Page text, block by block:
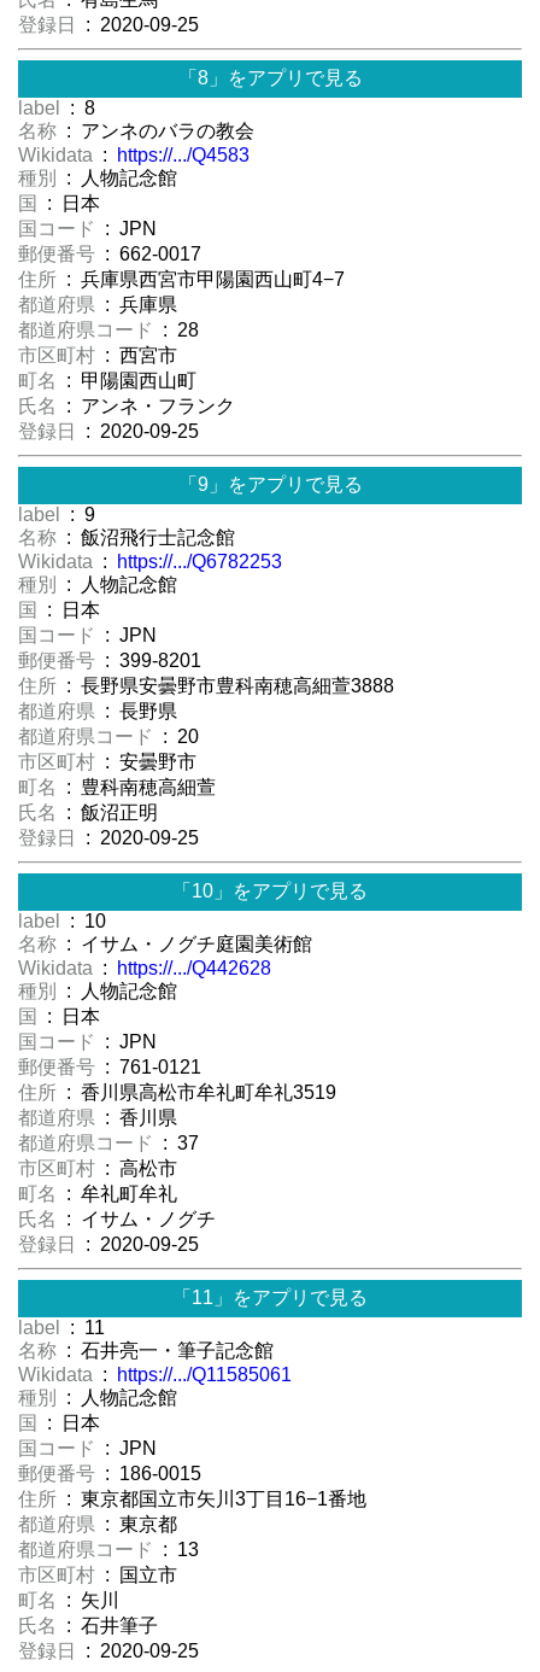
登録日
: 2020-09-25
「8」をアプリで見る
label
: 8
名称 : アンネのバラの教会
Wikidata :
https://.../Q4583
種別
: 人物記念館
国
: 日本
国コード
: JPN
郵便番号 : 662-0017
住所 : 兵庫県西宮市甲陽園西山町4−7
都道府県 : 兵庫県
都道府県コード
: 28
市区町村 : 西宮市
町名
: 甲陽園西山町
氏名
: アンネ・フランク
登録日
: 2020-09-25
「9」をアプリで見る
label
: 9
名称 : 飯沼飛行士記念館
Wikidata :
https://.../Q6782253
種別
: 人物記念館
国
: 日本
国コード
: JPN
郵便番号 : 399-8201
住所 : 長野県安曇野市豊科南穂高細萱3888
都道府県 : 長野県
都道府県コード
: 20
市区町村 : 安曇野市
町名
: 豊科南穂高細萱
氏名
: 飯沼正明
登録日
: 2020-09-25
「10」をアプリで見る
label
: 10
名称 : イサム・ノグチ庭園美術館
Wikidata :
https://.../Q442628
種別
: 人物記念館
国
: 日本
国コード
: JPN
郵便番号 : 761-0121
住所 : 香川県高松市牟礼町牟礼3519
都道府県 : 香川県
都道府県コード
: 37
市区町村 : 高松市
町名
: 牟礼町牟礼
氏名
: イサム・ノグチ
登録日
: 2020-09-25
「11」をアプリで見る
label
: 11
名称 : 石井亮一・筆子記念館
Wikidata :
https://.../Q11585061
種別
: 人物記念館
国
: 日本
国コード
: JPN
郵便番号 : 186-0015
住所 : 東京都国立市矢川3丁目16−1番地
都道府県 : 東京都
都道府県コード
: 13
市区町村 : 国立市
町名
: 矢川
氏名
: 石井筆子
登録日
: 2020-09-25